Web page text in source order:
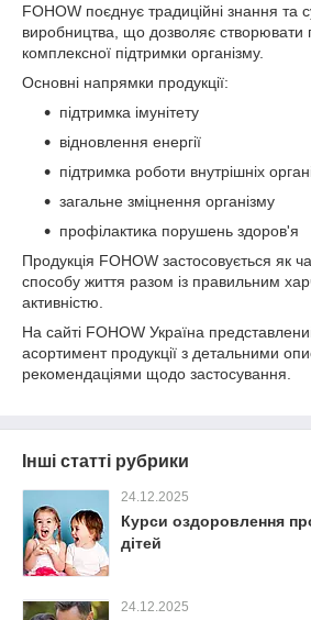
FOHOW поєднує традиційні знання та
виробництва, що дозволяє створювати
комплексної підтримки організму.
Основні напрямки продукції:
підтримка імунітету
відновлення енергії
підтримка роботи внутрішніх
загальне зміцнення організму
профілактика порушень здоров'я
Продукція FOHOW застосовується як
способу життя разом із правильним
активністю.
На сайті FOHOW Україна
асортимент продукції з детальними
рекомендаціями щодо застосування.
Інші статті рубрики
24.12.2025
Курси оздоровлення
дітей
24.12.2025